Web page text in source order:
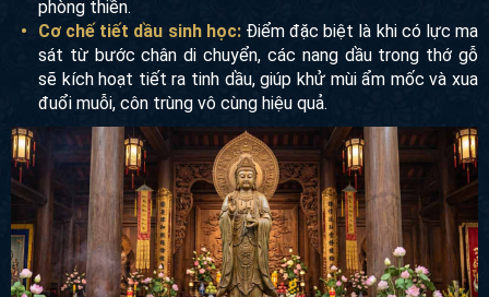
phòng thiền.
Cơ chế tiết dầu sinh học:Điểm đặc biệt là khi có lực ma
sát từ bước chân di chuyển, các nang dầu trong thớ gỗ
sẽ kích hoạt tiết ra tinh dầu, giúp khử mùi ẩm mốc và xua
đuổi muỗi, côn trùng vô cùng hiệu quả.